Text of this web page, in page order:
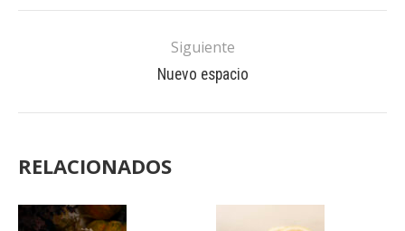
Siguiente
Nuevo espacio
RELACIONADOS